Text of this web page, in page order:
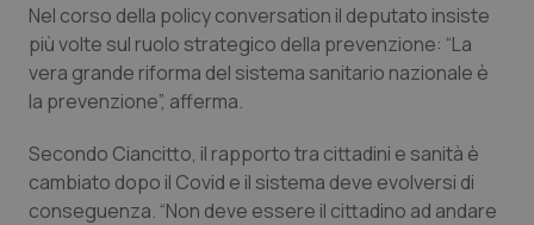
Nel corso della policy conversation il deputato insiste
più volte sul ruolo strategico della prevenzione: “La
vera grande riforma del sistema sanitario nazionale è
la prevenzione”, afferma.
Secondo Ciancitto, il rapporto tra cittadini e sanità è
cambiato dopo il Covid e il sistema deve evolversi di
conseguenza. “Non deve essere il cittadino ad andare